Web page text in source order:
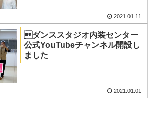
2021.01.11
ダンススタジオ内装センター
公式YouTubeチャンネル開設し
ました
2021.01.01